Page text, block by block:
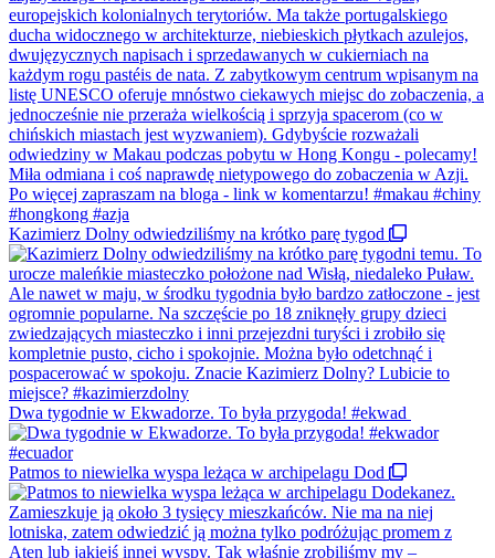
Kazimierz Dolny odwiedziliśmy na krótko parę tygod
Dwa tygodnie w Ekwadorze. To była przygoda! #ekwad
Patmos to niewielka wyspa leżąca w archipelagu Dod